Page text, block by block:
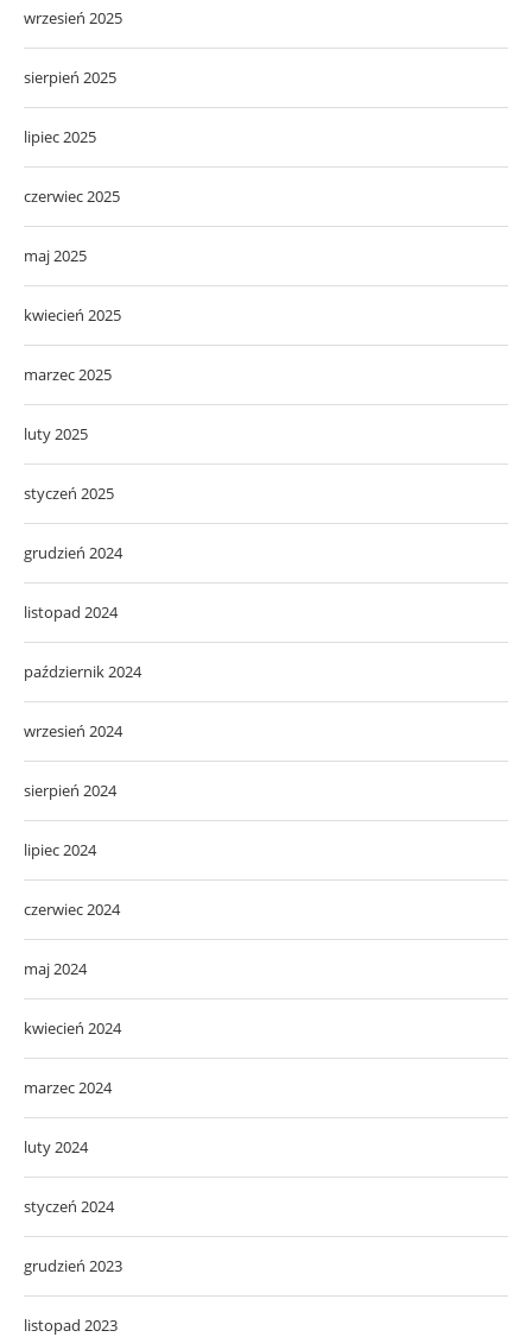
wrzesień 2025
sierpień 2025
lipiec 2025
czerwiec 2025
maj 2025
kwiecień 2025
marzec 2025
luty 2025
styczeń 2025
grudzień 2024
listopad 2024
październik 2024
wrzesień 2024
sierpień 2024
lipiec 2024
czerwiec 2024
maj 2024
kwiecień 2024
marzec 2024
luty 2024
styczeń 2024
grudzień 2023
listopad 2023